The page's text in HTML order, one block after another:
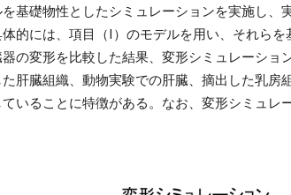
基礎物性としたシミュレーションを実施し、
的には、項目（I）のモデルを用い、それら
の変形を比較した結果、変形シミュレーシ
肝臓組織、動物実験での肝臓、摘出した乳
いることに特徴がある。なお、変形シミュ